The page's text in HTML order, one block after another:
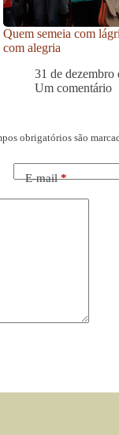
Quem semeia com
com alegria
31 de dezembro
Um comentário
obrigatórios são
E-mail*